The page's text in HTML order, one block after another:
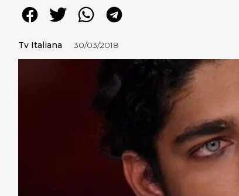
Tv Italiana 30/03/2018